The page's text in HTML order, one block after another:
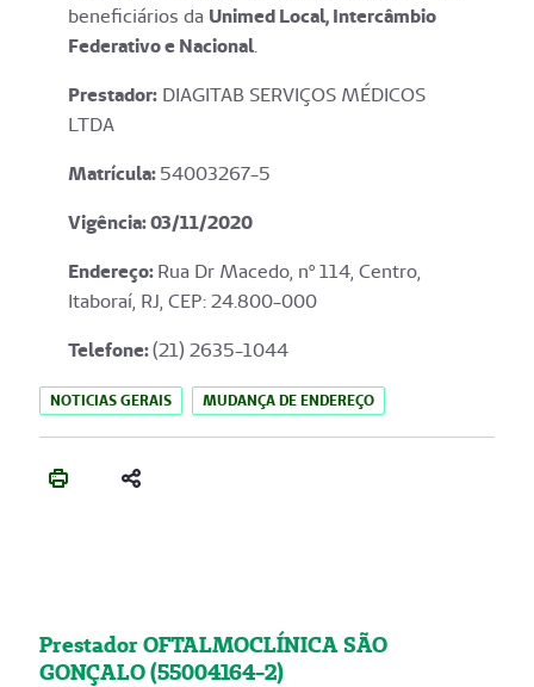
beneficiários da Unimed Local, Intercâmbio
Federativo e Nacional.
Prestador: DIAGITAB SERVIÇOS MÉDICOS
LTDA
Matrícula:54003267-5
Vigência: 03/11/2020
Endereço:Rua Dr Macedo, nº 114, Centro,
Itaboraí, RJ, CEP: 24.800-000
Telefone:(21) 2635-1044
NOTICIAS GERAIS MUDANÇA DE ENDEREÇO
Prestador OFTALMOCLÍNICA SÃO
GONÇALO (55004164-2)